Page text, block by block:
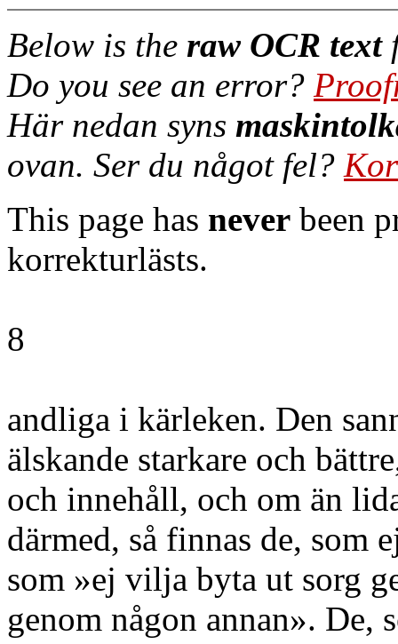
Below is the raw OCR text
Do you see an error?
Här nedan syns
ovan. Ser du något fel?
This page has never been
korrekturlästs.
8
andliga i kärleken. Den
älskande starkare och
och innehåll, och om än
därmed, så finnas de, som
som »ej vilja byta ut sorg
genom någon annan». De,